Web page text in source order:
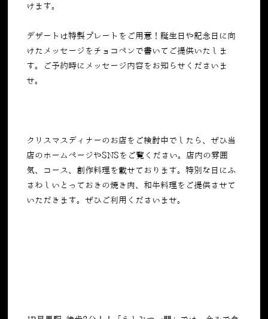
けます。
デザートは特製プレートをご用意！誕生日や記念日に向
けたメッセージをチョコペンで書いてご提供いたしま
す。ご予約時にメッセージ内容をお知らせくださいま
せ。
クリスマスディナーのお店をご検討中でしたら、ぜひ当
店のホームページやSNSをご覧ください。店内の雰囲
気、コース、創作料理を載せております。特別な日にふ
さわしいとっておきの焼き肉、和牛料理をご提供させて
いただきます。ぜひご利用くださいませ。